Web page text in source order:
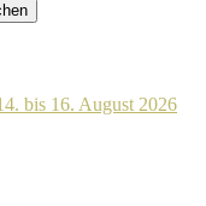
bis 16. August 2026